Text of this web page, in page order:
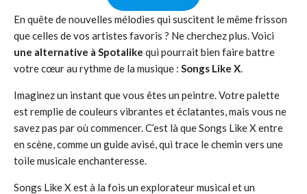
En quête de nouvelles mélodies qui suscitent le même frisson
que celles de vos artistes favoris ? Ne cherchez plus. Voici
une alternative à Spotalike qui pourrait bien faire battre
votre cœur au rythme de la musique : Songs Like X.
Imaginez un instant que vous êtes un peintre. Votre palette
est remplie de couleurs vibrantes et éclatantes, mais vous ne
savez pas par où commencer. C’est là que Songs Like X entre
en scène, comme un guide avisé, qui trace le chemin vers une
toile musicale enchanteresse.
Songs Like X est à la fois un explorateur musical et un